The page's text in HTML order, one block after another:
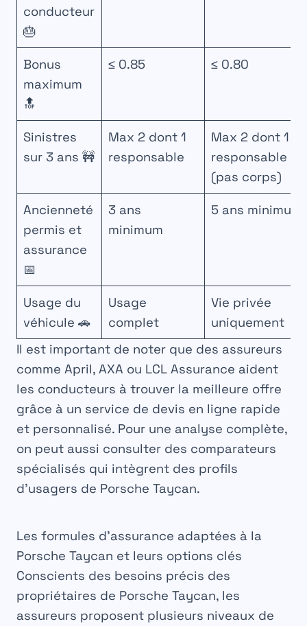
conducteur
🎂
Bonus
maximum
🔝
≤ 0.85 ≤ 0.80
Sinistres
sur 3 ans 🚧
Max 2 dont 1
responsable
Max 2 dont 1
responsable
(pas corps)
Ancienneté
permis et
assurance
📅
3 ans
minimum
5 ans minimum
Usage du
véhicule 🚗
Usage
complet
Vie privée
uniquement
Il est important de noter que des assureurs
comme April, AXA ou LCL Assurance aident
les conducteurs à trouver la meilleure offre
grâce à un service de devis en ligne rapide
et personnalisé. Pour une analyse complète,
on peut aussi consulter des comparateurs
spécialisés qui intègrent des profils
d’usagers de Porsche Taycan.
Les formules d’assurance adaptées à la
Porsche Taycan et leurs options clés
Conscients des besoins précis des
propriétaires de Porsche Taycan, les
assureurs proposent plusieurs niveaux de